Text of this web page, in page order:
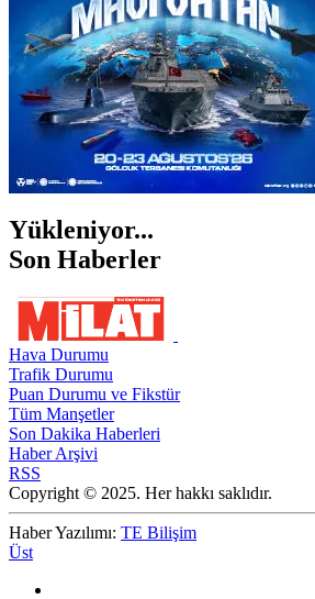
Yükleniyor...
Son Haberler
Hava Durumu
Trafik Durumu
Puan Durumu ve Fikstür
Tüm Manşetler
Son Dakika Haberleri
Haber Arşivi
RSS
Copyright © 2025. Her hakkı saklıdır.
Haber Yazılımı: TE Bilişim
Üst